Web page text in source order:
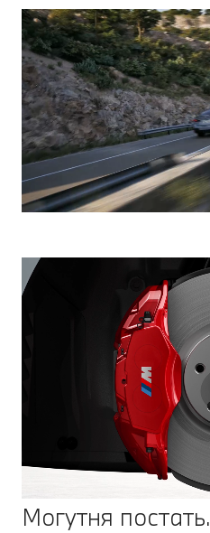
Могутня постать.